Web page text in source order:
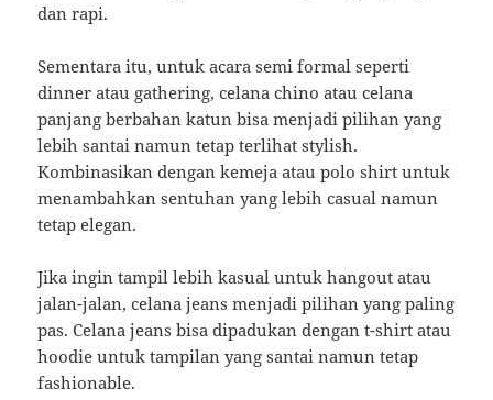
dan rapi.
Sementara itu, untuk acara semi formal seperti
dinner atau gathering, celana chino atau celana
panjang berbahan katun bisa menjadi pilihan yang
lebih santai namun tetap terlihat stylish.
Kombinasikan dengan kemeja atau polo shirt untuk
menambahkan sentuhan yang lebih casual namun
tetap elegan.
Jika ingin tampil lebih kasual untuk hangout atau
jalan-jalan, celana jeans menjadi pilihan yang paling
pas. Celana jeans bisa dipadukan dengan t-shirt atau
hoodie untuk tampilan yang santai namun tetap
fashionable.